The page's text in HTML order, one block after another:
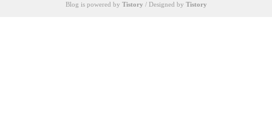
요! 🧐📱 M1 아이패드 프로아이패드 에어 4세대아
Blog is powered by Tistory / Designed by Tistory